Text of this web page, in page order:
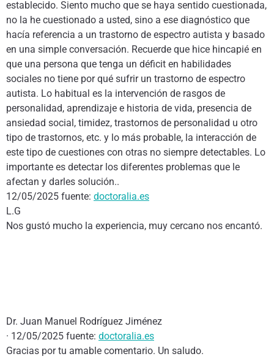
establecido. Siento mucho que se haya sentido cuestionada,
no la he cuestionado a usted, sino a ese diagnóstico que
hacía referencia a un trastorno de espectro autista y basado
en una simple conversación. Recuerde que hice hincapié en
que una persona que tenga un déficit en habilidades
sociales no tiene por qué sufrir un trastorno de espectro
autista. Lo habitual es la intervención de rasgos de
personalidad, aprendizaje e historia de vida, presencia de
ansiedad social, timidez, trastornos de personalidad u otro
tipo de trastornos, etc. y lo más probable, la interacción de
este tipo de cuestiones con otras no siempre detectables. Lo
importante es detectar los diferentes problemas que le
afectan y darles solución..
12/05/2025 fuente: doctoralia.es
L.G
Nos gustó mucho la experiencia, muy cercano nos encantó.
Dr. Juan Manuel Rodríguez Jiménez
· 12/05/2025 fuente: doctoralia.es
Gracias por tu amable comentario. Un saludo.